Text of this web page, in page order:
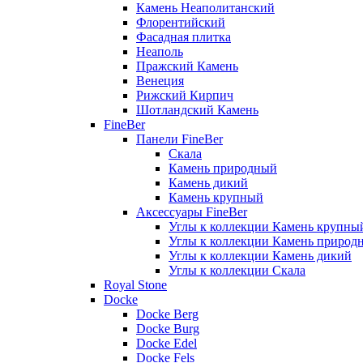
Камень Неаполитанский
Флорентийский
Фасадная плитка
Неаполь
Пражский Камень
Венеция
Рижский Кирпич
Шотландский Камень
FineBer
Панели FineBer
Скала
Камень природный
Камень дикий
Камень крупный
Аксессуары FineBer
Углы к коллекции Камень
Углы к коллекции Камень
Углы к коллекции Камень дикий
Углы к коллекции Скала
Royal Stone
Docke
Docke Berg
Docke Burg
Docke Edel
Docke Fels